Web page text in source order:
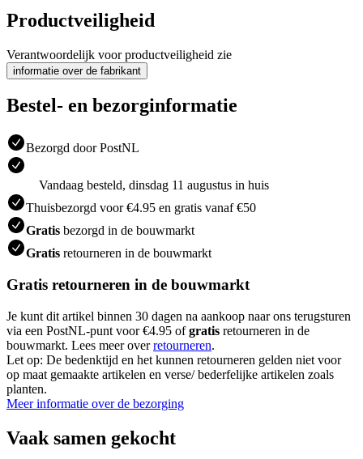
Productveiligheid
Verantwoordelijk voor productveiligheid zie
informatie over de fabrikant
Bestel- en bezorginformatie
Bezorgd door PostNL
Vandaag besteld, dinsdag 11 augustus in huis
Thuisbezorgd voor €4.95 en gratis vanaf €50
Gratis bezorgd in de bouwmarkt
Gratis retourneren in de bouwmarkt
Gratis retourneren in de bouwmarkt
Je kunt dit artikel binnen 30 dagen na aankoop naar ons terugsturen
via een PostNL-punt voor €4.95 ofgratis retourneren in de
bouwmarkt. Lees meer overretourneren.
Let op: De bedenktijd en het kunnen retourneren gelden niet voor
op maat gemaakte artikelen en verse/ bederfelijke artikelen zoals
planten.
Meer informatie over de bezorging
Vaak samen gekocht